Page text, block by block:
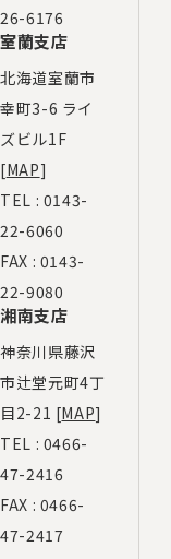
26-6176
室蘭支店
北海道室蘭市
幸町3-6 ライ
ズビル1F
[MAP]
TEL : 0143-
22-6060
FAX : 0143-
22-9080
湘南支店
神奈川県藤沢
市辻堂元町4丁
目2-21 [MAP]
TEL : 0466-
47-2416
FAX : 0466-
47-2417